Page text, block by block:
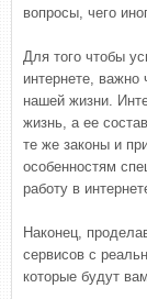
вопросы, чего
Для того чтобы
интернете, важно
нашей жизни.
жизнь, а ее
те же законы и
особенностям
работу в
Наконец,
сервисов с
которые будут